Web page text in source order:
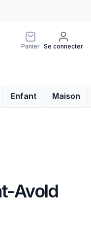
Panier Se connecter
Enfant Maison
Avold